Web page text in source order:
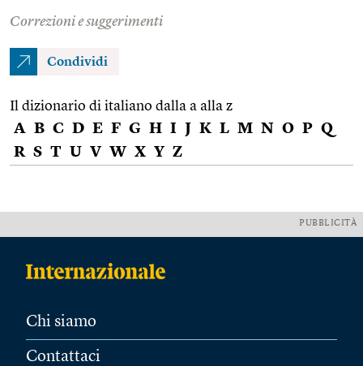
Correzioni e suggerimenti
Condividi
Il dizionario di italiano dalla a alla z
A B C D E F G H I J K L M N O P Q
R S T U V W X Y Z
PUBBLICITÀ
Chi siamo
Contattaci